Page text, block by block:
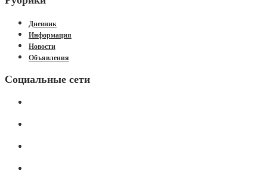
Дневник
Информация
Новости
Объявления
Социальные сети